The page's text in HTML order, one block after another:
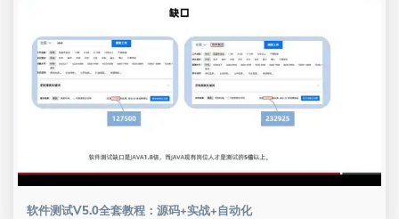
软件测试V5.0全套教程：源码+实战+自动化